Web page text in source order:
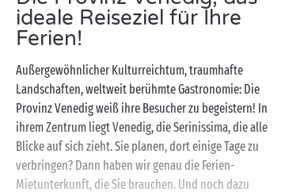
ideale Reiseziel für Ihre
Ferien!
Außergewöhnlicher Kulturreichtum, traumhafte
Landschaften, weltweit berühmte Gastronomie: Die
Provinz Venedig weiß ihre Besucher zu begeistern! In
ihrem Zentrum liegt Venedig, die Serinissima, die alle
Blicke auf sich zieht. Sie planen, dort einige Tage zu
verbringen? Dann haben wir genau die Ferien-
Mietunterkunft, die Sie brauchen. Und noch dazu